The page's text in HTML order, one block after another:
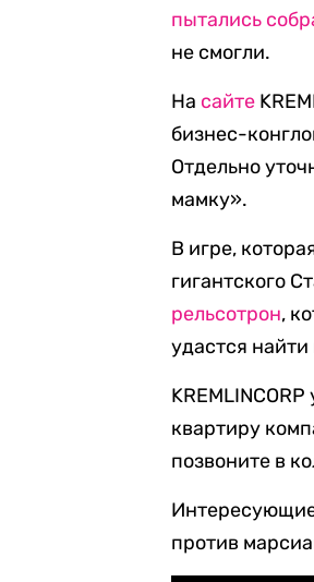
пытались
не смогли.
На сайте
бизнес-
Отдельно
мамку».
В игре,
гигантского
рельсотрон,
удастся
квартиру
позвоните в
против